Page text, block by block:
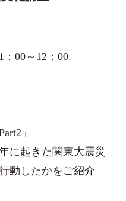
00～12：00
」
に起きた関東大震災
動したかをご紹介